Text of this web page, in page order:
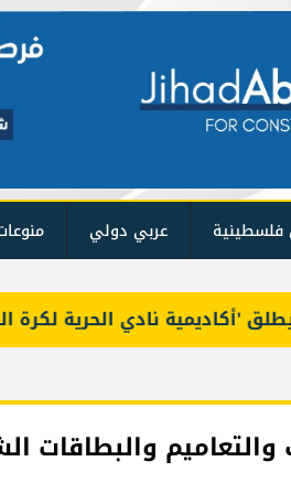
عربي دولي
نادي الحرية لكرة القدم'
والبطاقات